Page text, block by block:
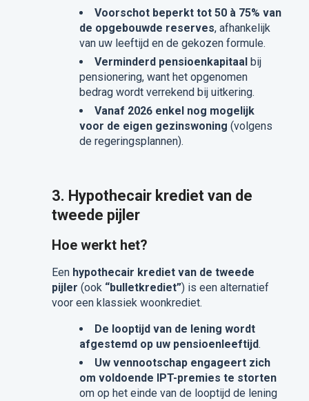
Voorschot beperkt tot 50 à 75% van
de opgebouwde reserves, afhankelijk
van uw leeftijd en de gekozen formule.
Verminderd pensioenkapitaalbij
pensionering, want het opgenomen
bedrag wordt verrekend bij uitkering.
Vanaf 2026 enkel nog mogelijk
voor de eigen gezinswoning (volgens
de regeringsplannen).
3. Hypothecair krediet van de
tweede pijler
Hoe werkt het?
Een hypothecair krediet van de tweede
pijler (ook “bulletkrediet”) is een alternatief
voor een klassiek woonkrediet.
De looptijd van de lening wordt
afgestemd op uw pensioenleeftijd.
Uw vennootschap engageert zich
om voldoende IPT-premies te storten
om op het einde van de looptijd de lening